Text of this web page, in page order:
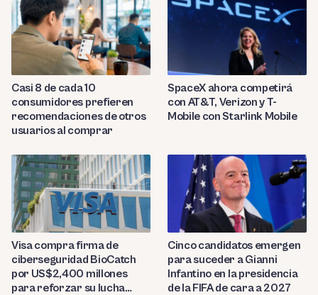
Casi 8 de cada 10
consumidores prefieren
recomendaciones de otros
usuarios al comprar
SpaceX ahora competirá
con AT&T, Verizon y T-
Mobile con Starlink Mobile
Visa compra firma de
ciberseguridad BioCatch
por US$2,400 millones
para reforzar su lucha
Cinco candidatos emergen
para suceder a Gianni
Infantino en la presidencia
de la FIFA de cara a 2027